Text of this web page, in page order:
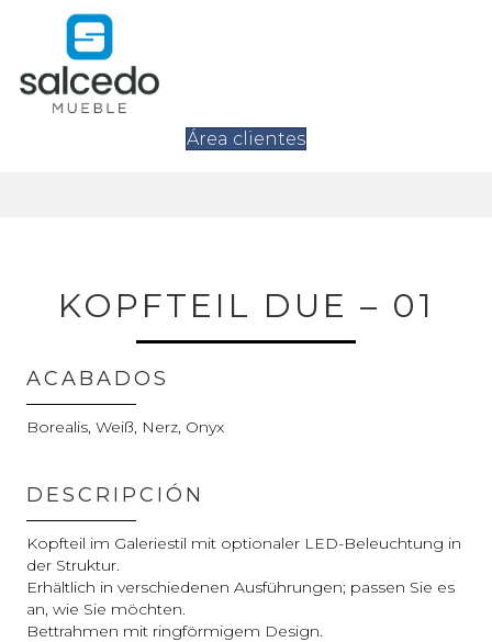
Área clientes
KOPFTEIL DUE – 01
ACABADOS
Borealis, Weiß, Nerz, Onyx
DESCRIPCIÓN
Kopfteil im Galeriestil mit optionaler LED-Beleuchtung in
der Struktur.
Erhältlich in verschiedenen Ausführungen; passen Sie es
an, wie Sie möchten.
Bettrahmen mit ringförmigem Design.